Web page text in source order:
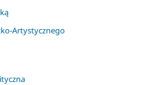
Artystycznego